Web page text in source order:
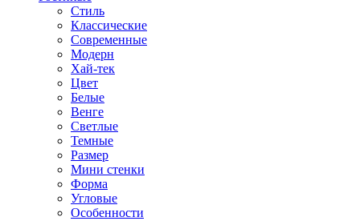
Стиль
Классические
Современные
Модерн
Хай-тек
Цвет
Белые
Венге
Светлые
Темные
Размер
Мини стенки
Форма
Угловые
Особенности